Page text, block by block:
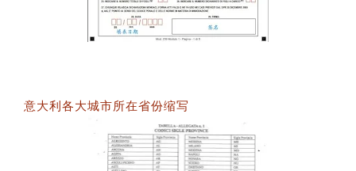
意大利各大城市所在省份缩写